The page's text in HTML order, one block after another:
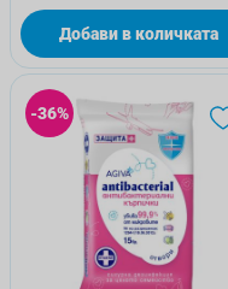
Добави в количката
-36%